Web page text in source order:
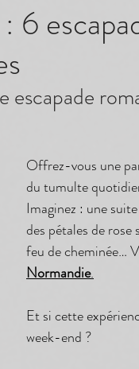
6
escapade
Offrez-vous une
du tumulte
Imaginez : une
des pétales de
feu de cheminée…
Normandie.
Et si cette
week-end ?